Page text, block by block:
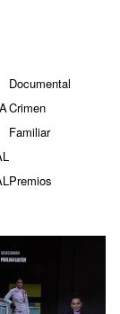
Documental
Crimen
Familiar
Premios